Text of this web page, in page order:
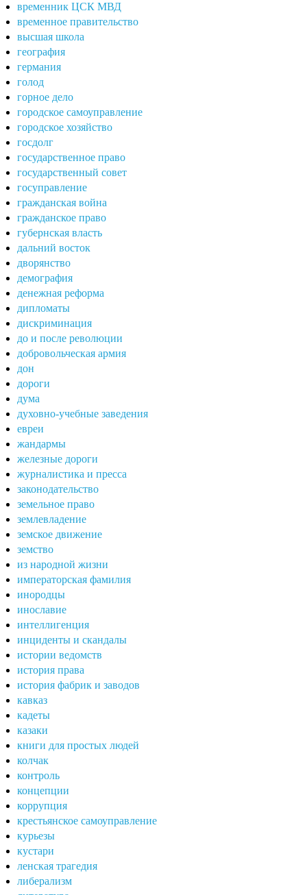
временник ЦСК МВД
временное правительство
высшая школа
география
германия
голод
горное дело
городское самоуправление
городское хозяйство
госдолг
государственное право
государственный совет
госуправление
гражданская война
гражданское право
губернская власть
дальний восток
дворянство
демография
денежная реформа
дипломаты
дискриминация
до и после революции
добровольческая армия
дон
дороги
дума
духовно-учебные заведения
евреи
жандармы
железные дороги
журналистика и пресса
законодательство
земельное право
землевладение
земское движение
земство
из народной жизни
императорская фамилия
инородцы
инославие
интеллигенция
инциденты и скандалы
истории ведомств
история права
история фабрик и заводов
кавказ
кадеты
казаки
книги для простых людей
колчак
контроль
концепции
коррупция
крестьянское самоуправление
курьезы
кустари
ленская трагедия
либерализм